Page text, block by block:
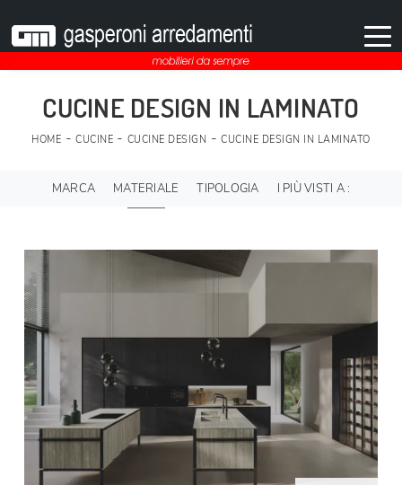
CUCINE DESIGN IN LAMINATO
HOME -CUCINE - CUCINE DESIGN -CUCINE DESIGN IN LAMINATO
MARCA MATERIALE TIPOLOGIA I PIÙ VISTI A :